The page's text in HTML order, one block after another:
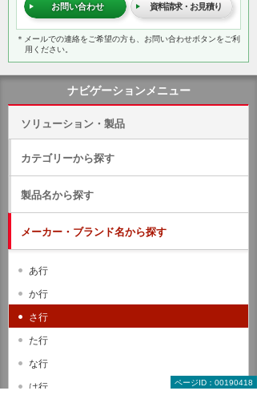
お問い合わせ 資料請求・お見積り
＊メールでの連絡をご希望の方も、お問い合わせボタンをご利
用ください。
ページID：00190418
ナビゲーションメニュー
ソリューション・製品
カテゴリーから探す
製品名から探す
メーカー・ブランド名から探す
あ行
か行
さ行
た行
な行
は行